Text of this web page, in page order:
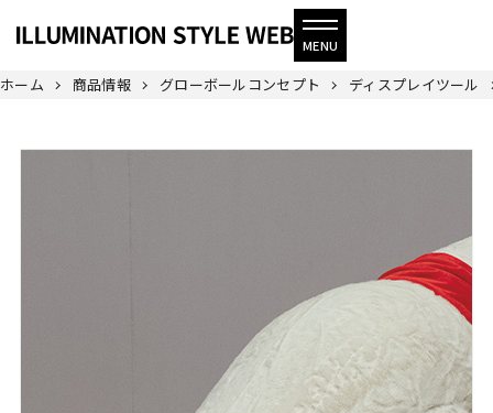
ホーム 商品情報 グローボールコンセプト ディスプレイツール